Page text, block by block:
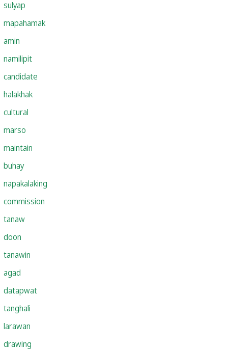
sulyap
mapahamak
amin
namilipit
candidate
halakhak
cultural
marso
maintain
buhay
napakalaking
commission
tanaw
doon
tanawin
agad
datapwat
tanghali
larawan
drawing